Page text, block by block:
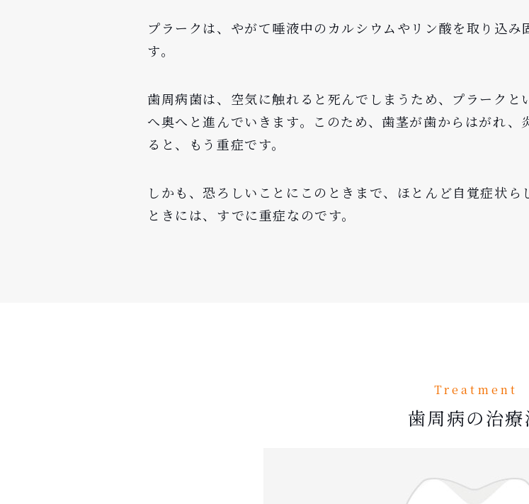
プラークは、やがて唾液中のカルシウムやリン酸を取り込
す。
歯周病菌は、空気に触れると死んでしまうため、プラーク
へ奥へと進んでいきます。このため、歯茎が歯からはがれ
ると、もう重症です。
しかも、恐ろしいことにこのときまで、ほとんど自覚症状
ときには、すでに重症なのです。
Treatment
歯周病の治療